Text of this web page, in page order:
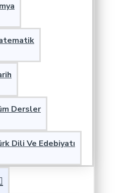
Dersler
Dili Ve Edebiyatı